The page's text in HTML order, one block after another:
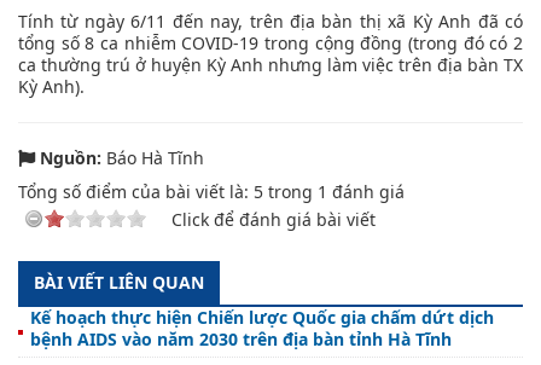
Tính từ ngày 6/11 đến nay, trên địa bàn thị xã Kỳ Anh đã có
tổng số 8 ca nhiễm COVID-19 trong cộng đồng (trong đó có 2
ca thường trú ở huyện Kỳ Anh nhưng làm việc trên địa bàn TX
Kỳ Anh).
Nguồn: Báo Hà Tĩnh
Tổng số điểm của bài viết là: 5 trong 1 đánh giá
Click để đánh giá bài viết
BÀI VIẾT LIÊN QUAN
Kế hoạch thực hiện Chiến lược Quốc gia chấm dứt dịch
bệnh AIDS vào năm 2030 trên địa bàn tỉnh Hà Tĩnh